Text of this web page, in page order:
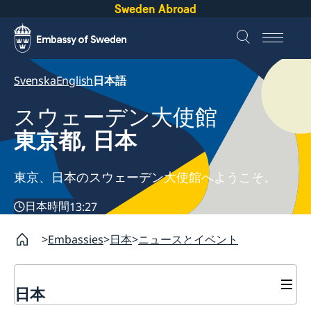
Sweden Abroad
SvenskaEnglish日本語
スウェーデン大使館
東京都, 日本
東京、日本のスウェーデン大使館へようこそ。
日本時間13:27
Embassies 日本 ニュースとイベント
日本